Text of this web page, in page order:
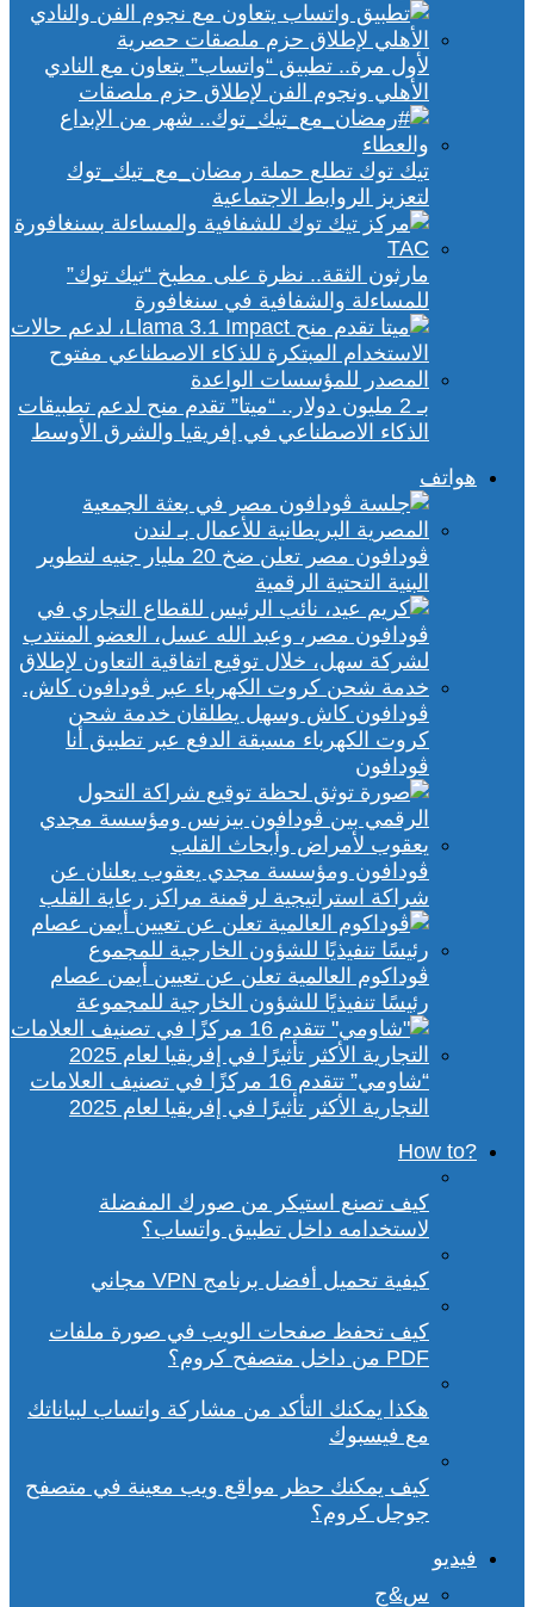
لأول مرة.. تطبيق “واتساب” يتعاون مع النادي
الأهلي ونجوم الفن لإطلاق حزم ملصقات
تيك توك تطلع حملة رمضان_مع_تيك_توك
لتعزيز الروابط الاجتماعية
مارثون الثقة.. نظرة على مطبخ “تيك توك”
للمساءلة والشفافية في سنغافورة
بـ 2 مليون دولار.. “ميتا” تقدم منح لدعم تطبيقات
الذكاء الاصطناعي في إفريقيا والشرق الأوسط
هواتف
ڤودافون مصر تعلن ضخ 20 مليار جنيه لتطوير
البنية التحتية الرقمية
ڤودافون كاش وسهل يطلقان خدمة شحن
كروت الكهرباء مسبقة الدفع عبر تطبيق أنا
ڤودافون
ڤودافون ومؤسسة مجدي يعقوب يعلنان عن
شراكة استراتيجية لرقمنة مراكز رعاية القلب
ڤوداكوم العالمية تعلن عن تعيين أيمن عصام
رئيسًا تنفيذيًا للشؤون الخارجية للمجموعة
“شاومي” تتقدم 16 مركزًا في تصنيف العلامات
التجارية الأكثر تأثيرًا في إفريقيا لعام 2025
?How to
كيف تصنع استيكر من صورك المفضلة
لاستخدامه داخل تطبيق واتساب؟
كيفية تحميل أفضل برنامج VPN مجاني
كيف تحفظ صفحات الويب في صورة ملفات
PDF من داخل متصفح كروم؟
هكذا يمكنك التأكد من مشاركة واتساب لبياناتك
مع فيسبوك
كيف يمكنك حظر مواقع ويب معينة في متصفح
جوجل كروم؟
فيديو
س&ج